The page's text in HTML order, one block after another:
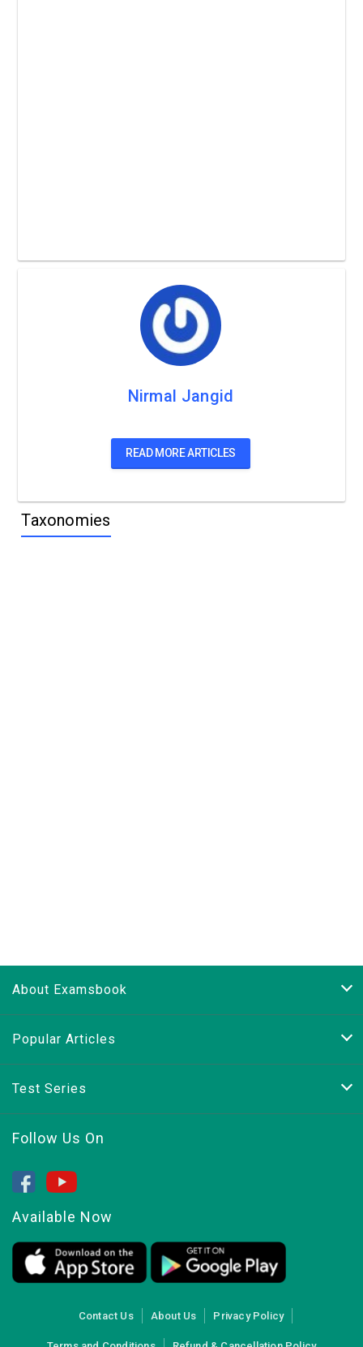
Nirmal Jangid
READ MORE ARTICLES
Taxonomies
About Examsbook
Popular Articles
Test Series
Follow Us On
Available Now
Contact Us About Us Privacy Policy